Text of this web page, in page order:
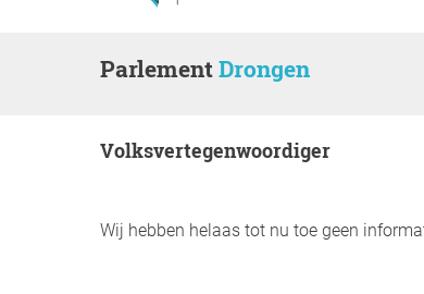
ParlementDrongen
Volksvertegenwoordiger
Wij hebben helaas tot nu toe geen